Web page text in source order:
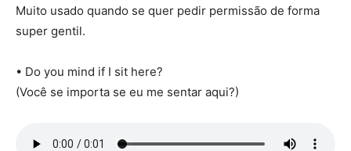
Muito usado quando se quer pedir permissão de forma
super gentil.
• Do you mind if I sit here?
(Você se importa se eu me sentar aqui?)